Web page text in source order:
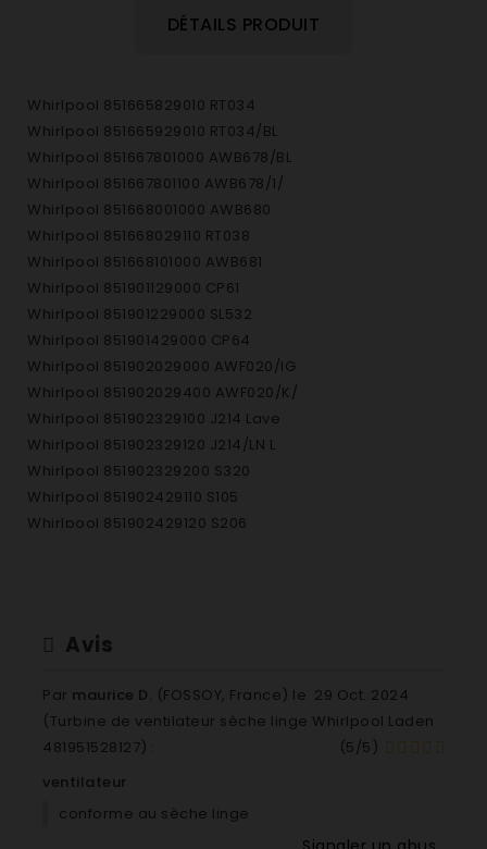
DÉTAILS PRODUIT
Whirlpool 851665829010 RT034
Whirlpool 851665929010 RT034/BL
Whirlpool 851667801000 AWB678/BL
Whirlpool 851667801100 AWB678/1/
Whirlpool 851668001000 AWB680
Whirlpool 851668029110 RT038
Whirlpool 851668101000 AWB681
Whirlpool 851901129000 CP61
Whirlpool 851901229000 SL532
Whirlpool 851901429000 CP64
Whirlpool 851902029000 AWF020/IG
Whirlpool 851902029400 AWF020/K/
Whirlpool 851902329100 J214 Lave
Whirlpool 851902329120 J214/LN L
Whirlpool 851902329200 S320
Whirlpool 851902429110 S105
Whirlpool 851902429120 S206
Whirlpool 851902729210 SL201
Whirlpool 851902729410 SL201/BL
Whirlpool 851902729500 SL230
Whirlpool 851902829230 SL221
Whirlpool 851902829240 SL221/01
Whirlpool 851902929200 SL221/1 H
Avis
Par maurice D. (FOSSOY, France) le 29 Oct. 2024
( Turbine de ventilateur sèche linge Whirlpool Laden
481951528127) : (5/5 )
ventilateur
conforme au sèche linge